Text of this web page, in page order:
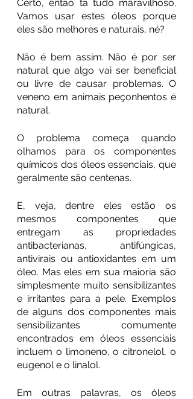
Certo, então tá tudo maravilhoso.
Vamos usar estes óleos porque
eles são melhores e naturais, né?
Não é bem assim. Não é por ser
natural que algo vai ser beneficial
ou livre de causar problemas. O
veneno em animais peçonhentos é
natural.
O problema começa quando
olhamos para os componentes
químicos dos óleos essenciais, que
geralmente são centenas.
E, veja, dentre eles estão os
mesmos componentes que
entregam as propriedades
antibacterianas, antifúngicas,
antivirais ou antioxidantes em um
óleo. Mas eles em sua maioria são
simplesmente muito sensibilizantes
e irritantes para a pele. Exemplos
de alguns dos componentes mais
sensibilizantes comumente
encontrados em óleos essenciais
incluem o limoneno, o citronelol, o
eugenol e o linalol.
Em outras palavras, os óleos